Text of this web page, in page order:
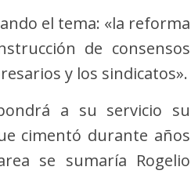
el tema: «la reforma
de consensos
y los sindicatos».
a su servicio su
cimentó durante años
se sumaría Rogelio